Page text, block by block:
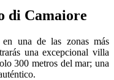
di Camaiore
una de las zonas más
una excepcional villa
300 metros del mar; una